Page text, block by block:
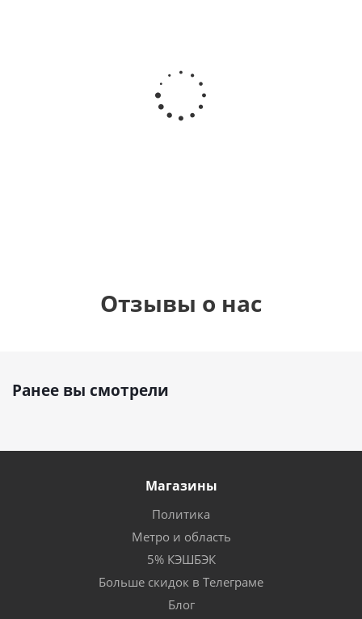
Шар с
днем
рождения,
с
Отзывы о нас
Ранее вы смотрели
Магазины
Политика
Метро и область
5% КЭШБЭК
Больше скидок в Телеграме
Блог